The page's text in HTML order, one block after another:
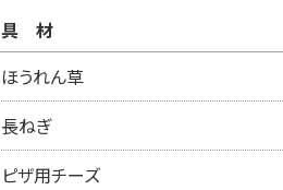
具材
ほうれん草
長ねぎ
ピザ用チーズ